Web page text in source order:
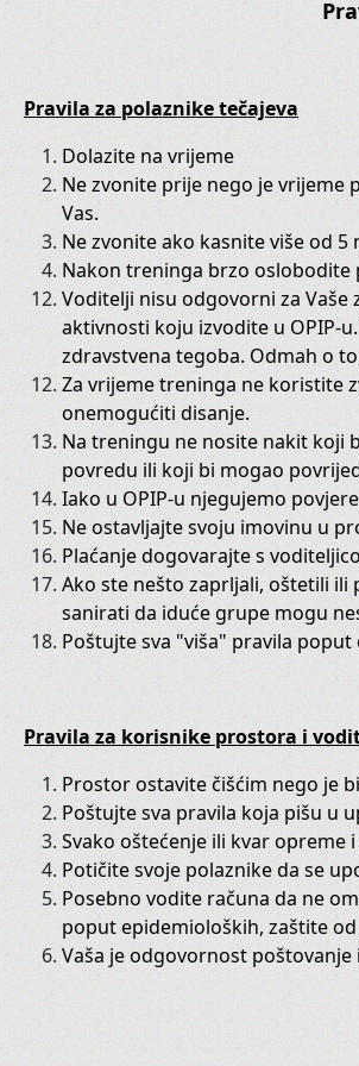
Čak i
Ovi
tijelu i
Koje se
Učinite
Udruga
Trbušni
Pravila za polaznike tečajeva
Dolazite na vrijeme
Ne zvonite prije nego je vrijeme
Vas.
Ne zvonite ako kasnite više od
Nakon treninga brzo
Voditelji nisu odgovorni za Vaše
aktivnosti koju izvodite u OPIP-
zdravstvena tegoba. Odmah o
Za vrijeme treninga ne koristite
onemogućiti disanje.
Na treningu ne nosite nakit koji
povredu ili koji bi mogao
Iako u OPIP-u njegujemo
Ne ostavljajte svoju imovinu u
Plaćanje dogovarajte s
Ako ste nešto zaprljali, oštetili ili
sanirati da iduće grupe mogu
Poštujte sva "viša" pravila
Pravila za korisnike prostora i
Prostor ostavite čišćim nego je
Poštujte sva pravila koja pišu u
Svako oštećenje ili kvar opreme
Potičite svoje polaznike da se
Posebno vodite računa da ne
poput epidemioloških, zaštite
Vaša je odgovornost